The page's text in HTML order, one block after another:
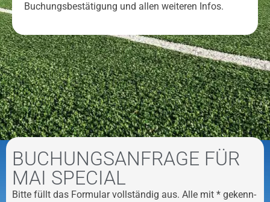
Buchungsbestätigung und allen weiteren Infos.
BUCHUNGSANFRAGE FÜR
MAI SPECIAL
Bitte füllt das Formular voll­ständig aus. Alle mit * gekenn­